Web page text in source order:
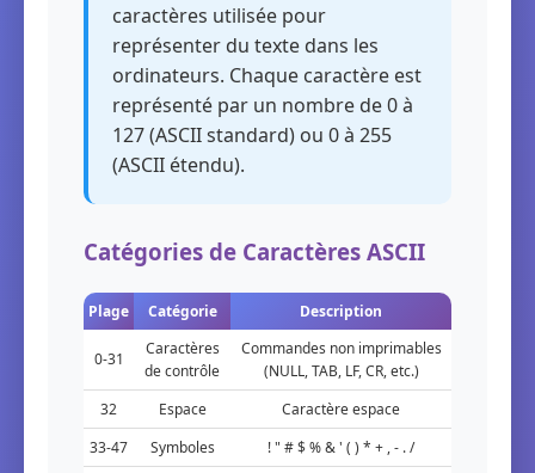
caractères utilisée pour
représenter du texte dans les
ordinateurs. Chaque caractère est
représenté par un nombre de 0 à
127 (ASCII standard) ou 0 à 255
(ASCII étendu).
Catégories de Caractères ASCII
Plage Catégorie Description
0-31
Caractères
de contrôle
Commandes non imprimables
(NULL, TAB, LF, CR, etc.)
32
Espace
Caractère espace
33-47
Symboles
! " # $ % & ' ( ) * + , - . /